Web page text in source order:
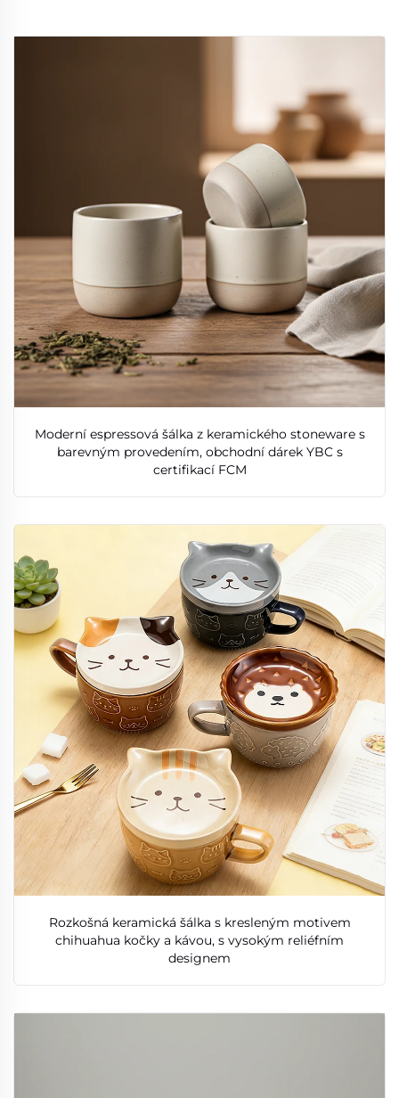
Moderní espressová šálka z keramického stoneware s
barevným provedením, obchodní dárek YBC s
certifikací FCM
Rozkošná keramická šálka s kresleným motivem
chihuahua kočky a kávou, s vysokým reliéfním
designem